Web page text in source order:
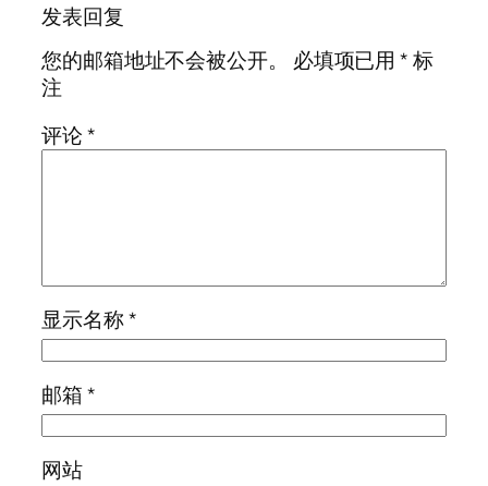
发表回复
您的邮箱地址不会被公开。
必填项已用*标
注
评论*
显示名称*
邮箱*
网站